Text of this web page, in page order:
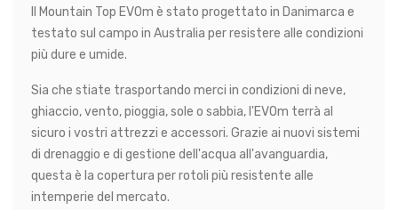
Il Mountain Top EVOm è stato progettato in Danimarca e
testato sul campo in Australia per resistere alle condizioni
più dure e umide.
Sia che stiate trasportando merci in condizioni di neve,
ghiaccio, vento, pioggia, sole o sabbia, l'EVOm terrà al
sicuro i vostri attrezzi e accessori. Grazie ai nuovi sistemi
di drenaggio e di gestione dell'acqua all'avanguardia,
questa è la copertura per rotoli più resistente alle
intemperie del mercato.